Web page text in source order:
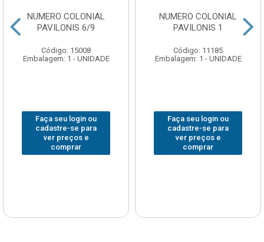
NUMERO COLONIAL
PAVILONIS 6/9
Código: 15008
Embalagem: 1 - UNIDADE
Faça seu login ou
cadastre-se para
ver preços e
comprar
NUMERO COLONIAL
PAVILONIS 1
Código: 11185
Embalagem: 1 - UNIDADE
Faça seu login ou
cadastre-se para
ver preços e
comprar